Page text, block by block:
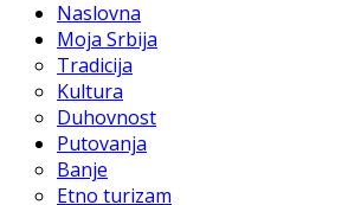
Naslovna
Moja Srbija
Tradicija
Kultura
Duhovnost
Putovanja
Banje
Etno turizam